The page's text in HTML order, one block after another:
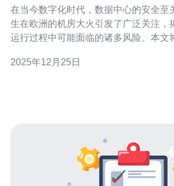
在当今数字化时代，数据中心的安全至
生在欧洲的机房大火引发了广泛关注，
运行过程中可能面临的诸多风险。本文
据中心建设和运营提供借鉴。 欧洲机房大火是什么原因导
2025年12月25日